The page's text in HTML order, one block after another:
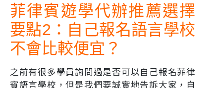
菲律賓遊學代辦推薦選擇
要點2：自己報名語言學校
不會比較便宜？
之前有很多學員詢問過是否可以自己報名菲律
賓語言學校，但是我們要誠實地告訴大家，自